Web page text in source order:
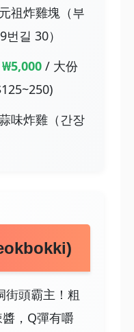
祖炸雞塊（부
길 30）
₩5,000 / 大份
味炸雞（간장
街頭霸主！粗
，Q彈有嚼